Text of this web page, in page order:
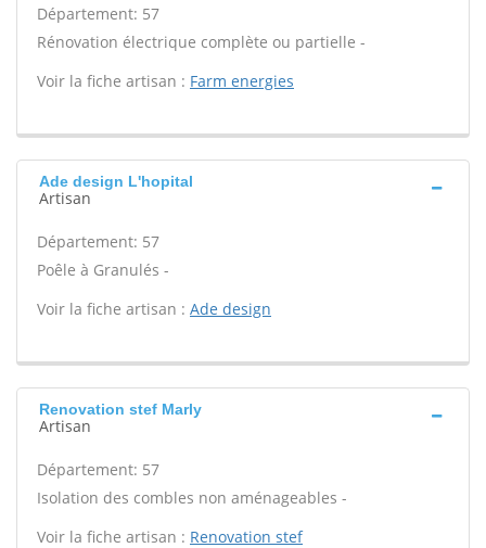
Département: 57
Rénovation électrique complète ou partielle -
Voir la fiche artisan : Farm energies
Ade design L'hopital
Artisan
Département: 57
Poêle à Granulés -
Voir la fiche artisan : Ade design
Renovation stef Marly
Artisan
Département: 57
Isolation des combles non aménageables -
Voir la fiche artisan : Renovation stef